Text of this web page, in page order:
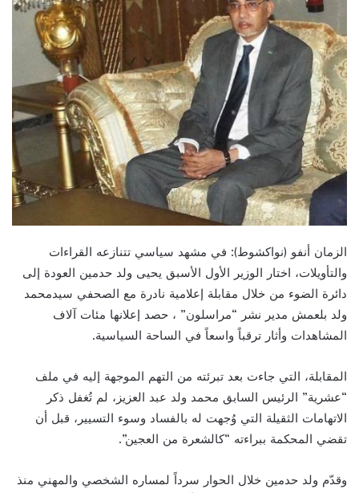
الزمان أنفو (نواكشوط): في مشهد سياسي تتنازعه القراءات
والتأويلات، اختار الوزير الأول الأسبق يحيى ولد حدمين العودة إلى
دائرة الضوء من خلال مقابلة إعلامية نادرة مع الصحفي سيدمحمد
ولد بلعمش مدير نشر “مراسلون” ، حصد إعلانها مئات آلاف
المشاهدات وأثار ترقباً واسعاً في الساحة السياسية.
المقابلة، التي جاءت بعد تبرئته من التهم الموجهة إليه في ملف
“عشرية” الرئيس السابق محمد ولد عبد العزيز، لم تُغفل ذكر
الاتهامات الثقيلة التي وُجهت له بالفساد وسوء التسيير، قبل أن
تقضي المحكمة ببراءته “كالشعرة من العجين”.
وقدّم ولد حدمين خلال الحوار سرداً لمساره الشخصي والمهني منذ